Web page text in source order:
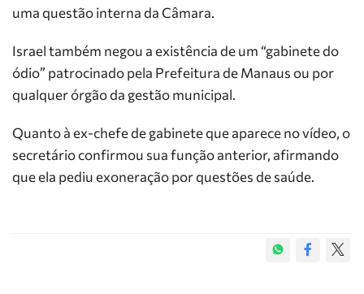
uma questão interna da Câmara.
Israel também negou a existência de um “gabinete do
ódio” patrocinado pela Prefeitura de Manaus ou por
qualquer órgão da gestão municipal.
Quanto à ex-chefe de gabinete que aparece no vídeo, o
secretário confirmou sua função anterior, afirmando
que ela pediu exoneração por questões de saúde.